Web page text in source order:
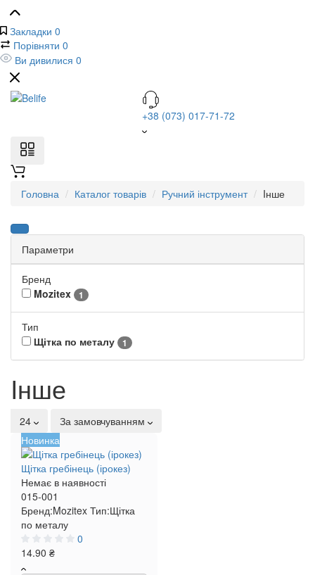
Закладки 0
Порівняти 0
Ви дивилися 0
+38 (073) 017-71-72
Головна Каталог товарів Ручний інструмент Iнше
Параметри
Бренд
Mozitex
1
Тип
Щітка по металу
1
Iнше
24
За замовчуванням
Новинка
Щітка гребінець (ірокез)
Немає в наявності
015-001
Бренд:Mozitex Тип:Щітка
по металу
0
14.90 ₴